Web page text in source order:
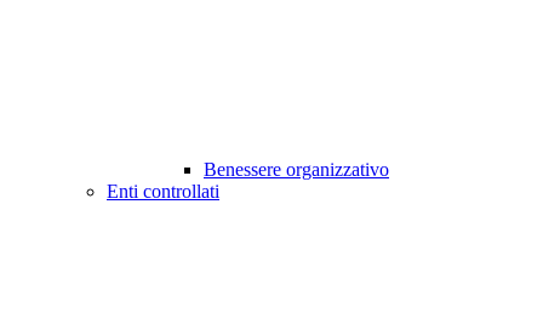
Benessere organizzativo
Enti controllati